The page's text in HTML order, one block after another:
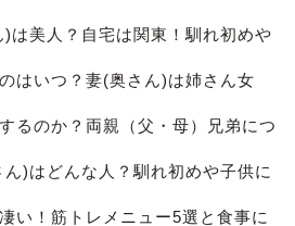
は美人？自宅は関東！馴れ初めや
はいつ？妻(奥さん)は姉さん女
るのか？両親（父・母）兄弟につ
)はどんな人？馴れ初めや子供に
い！筋トレメニュー5選と食事に
ホーム